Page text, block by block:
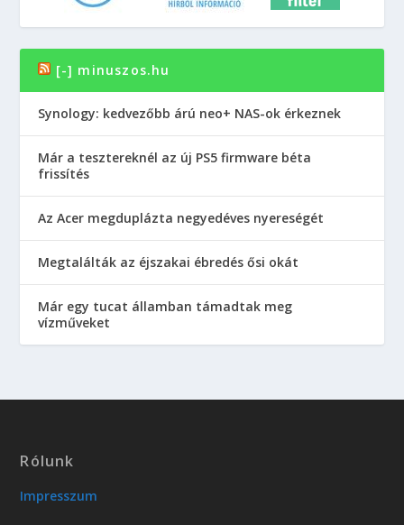
[-] minuszos.hu
Synology: kedvezőbb árú neo+ NAS-ok érkeznek
Már a tesztereknél az új PS5 firmware béta
frissítés
Az Acer megduplázta negyedéves nyereségét
Megtalálták az éjszakai ébredés ősi okát
Már egy tucat államban támadtak meg
vízműveket
Rólunk
Impresszum